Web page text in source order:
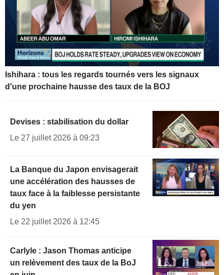
Ishihara : tous les regards tournés vers les signaux
d'une prochaine hausse des taux de la BOJ
Devises : stabilisation du dollar
Le 27 juillet 2026 à 09:23
La Banque du Japon envisagerait
une accélération des hausses de
taux face à la faiblesse persistante
du yen
Le 22 juillet 2026 à 12:45
Carlyle : Jason Thomas anticipe
un relèvement des taux de la BoJ